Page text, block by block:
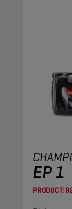
EP 1
PRODUCT: